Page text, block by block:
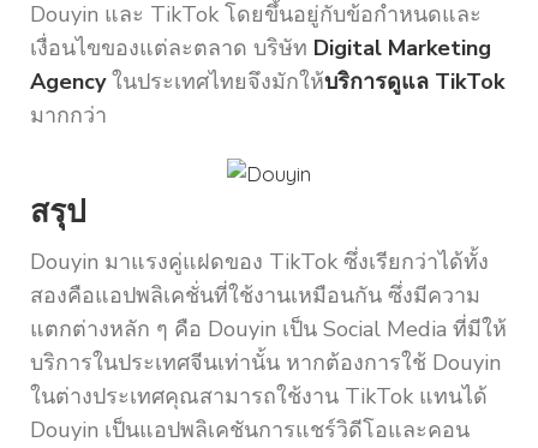
Douyin และ TikTok โดยขึ้นอยู่กับข้อกำหนดและ
เงื่อนไขของแต่ละตลาด บริษัท Digital Marketing
Agencyในประเทศไทยจึงมักให้บริการดูแล TikTok
มากกว่า
สรุป
Douyin มาแรงคู่แฝดของ TikTok ซึ่งเรียกว่าได้ทั้ง
สองคือแอปพลิเคชั่นที่ใช้งานเหมือนกัน ซึ่งมีความ
แตกต่างหลัก ๆ คือ Douyin เป็น Social Media ที่มีให้
บริการในประเทศจีนเท่านั้น หากต้องการใช้ Douyin
ในต่างประเทศคุณสามารถใช้งาน TikTok แทนได้
Douyin เป็นแอปพลิเคชันการแชร์วิดีโอและคอน